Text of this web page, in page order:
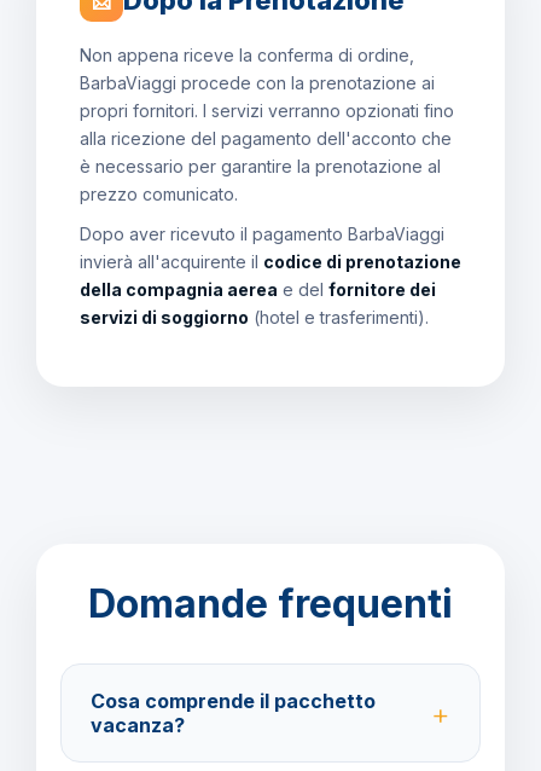
Non appena riceve la conferma di ordine,
BarbaViaggi procede con la prenotazione ai
propri fornitori. I servizi verranno opzionati fino
alla ricezione del pagamento dell'acconto che
è necessario per garantire la prenotazione al
prezzo comunicato.
Dopo aver ricevuto il pagamento BarbaViaggi
invierà all'acquirente il codice di prenotazione
della compagnia aerea e del fornitore dei
servizi di soggiorno (hotel e trasferimenti).
Domande frequenti
Cosa comprende il pacchetto
vacanza?